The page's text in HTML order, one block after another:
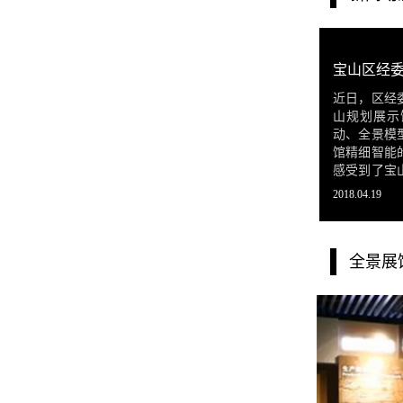
近日，区经
山规划展
动、全景模
馆精细智能
感受到了宝
就、科学的
2018.04.19
全景展